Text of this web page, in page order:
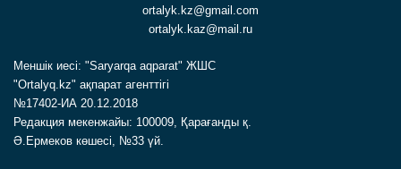
ortalyk.kz@gmail.com
ortalyk.kaz@mail.ru
Меншік иесі: "Saryarqa aqparat" ЖШС
"Ortalyq.kz" ақпарат агенттігі
№17402-ИА 20.12.2018
Редакция мекенжайы: 100009, Қарағанды қ.
Ә.Ермеков көшесі, №33 үй.